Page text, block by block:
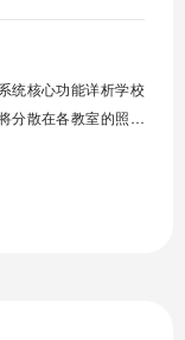
台统一管控，减少人
设备使用寿命，节约
统核心功能详析学校
分散在各教室的照明
策略、能耗监测、故